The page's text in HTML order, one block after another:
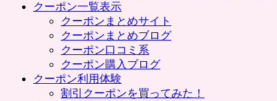
クーポン一覧表示
クーポンまとめサイト
クーポンまとめブログ
クーポン口コミ系
クーポン購入ブログ
クーポン利用体験
割引クーポンを買ってみた！